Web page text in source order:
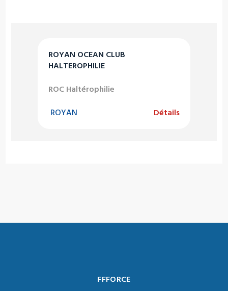
ROYAN OCEAN CLUB
HALTEROPHILIE
ROC Haltérophilie
ROYAN Détails
FFFORCE